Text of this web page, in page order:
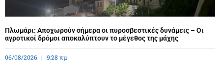
Πλωμάρι: Αποχωρούν σήμερα οι πυροσβεστικές δυνάμεις – Οι
αγροτικοί δρόμοι αποκαλύπτουν το μέγεθος της μάχης
06/08/2026 9:28 πμ